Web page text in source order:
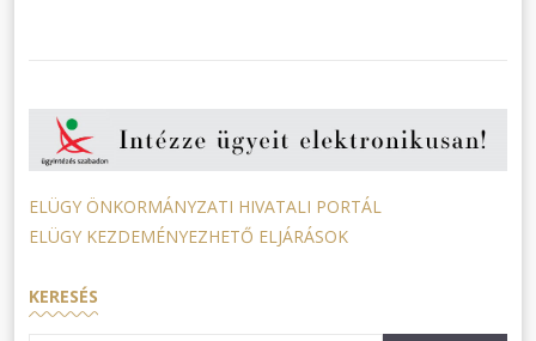
ELÜGY ÖNKORMÁNYZATI HIVATALI PORTÁL
ELÜGY KEZDEMÉNYEZHETŐ ELJÁRÁSOK
KERESÉS